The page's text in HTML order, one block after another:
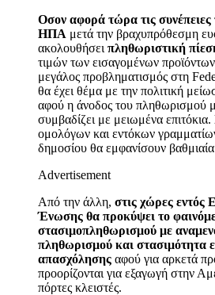
Οσον αφορά τώρα τις
ΗΠΑ μετά την βραχυπρόθεσμη
ακολουθήσει πληθωριστική
τιμών των εισαγομένων
μεγάλος προβληματισμός στη
θα έχει θέμα με την πολιτική
αφού η άνοδος του πληθωρισμού
συμβαδίζει με μειωμένα επιτόκια.
ομολόγων και εντόκων
δημοσίου θα εμφανίσουν
Advertisement
Από την άλλη, στις χώρες εντός
Ένωσης θα προκύψει το
στασιμοπληθωρισμού με
πληθωρισμού και στασιμότητα
απασχόλησης αφού για αρκετά
προορίζονται για εξαγωγή στην
πόρτες κλειστές.